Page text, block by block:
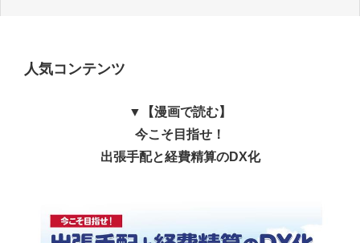
人気コンテンツ
▼【漫画で読む】
今こそ目指せ！
出張手配と経費精算のDX化